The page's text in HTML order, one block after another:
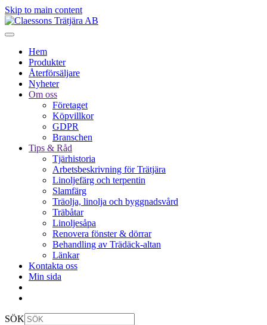
Skip to main content
Hem
Produkter
Återförsäljare
Nyheter
Om oss
Företaget
Köpvillkor
GDPR
Branschen
Tips & Råd
Tjärhistoria
Arbetsbeskrivning för Trätjära
Linoljefärg och terpentin
Slamfärg
Träolja, linolja och byggnadsvård
Träbåtar
Linoljesåpa
Renovera fönster & dörrar
Behandling av Trädäck-altan
Länkar
Kontakta oss
Min sida
SÖK